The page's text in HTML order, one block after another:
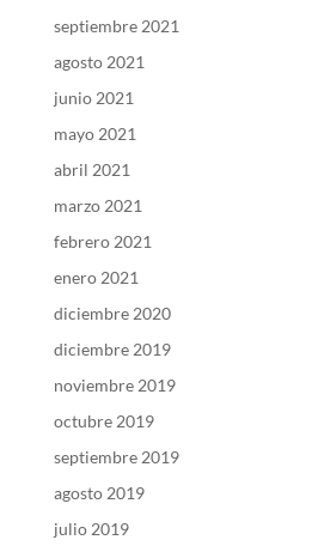
septiembre 2021
agosto 2021
junio 2021
mayo 2021
abril 2021
marzo 2021
febrero 2021
enero 2021
diciembre 2020
diciembre 2019
noviembre 2019
octubre 2019
septiembre 2019
agosto 2019
julio 2019